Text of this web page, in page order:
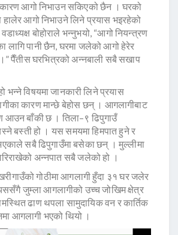
कारण आगो निभाउन सकिएको छैन । घरको
हालेर आगो निभाउने लिने प्रयास भइरहेको
बोहोराले भन्नुभयो, “आगो नियन्त्रण
लागि पानी छैन, घरमा जलेको आगो हेरेर
पैँतीस घरभित्रको अन्नबाली सबै सखाप
भन्ने विषयमा जानकारी लिने प्रयास
कारण मान्छे बेहोस छन् । आगलागीबाट
आउन बाँकी छ । तिला–९ ढिपुगाउँ
बस्ने बस्ती हो । यस समयमा हिमपात हुने र
सबै ढिपुगाउँमा बसेका छन् । मुल्लीमा
अन्नपात सबै जलेको हो ।
गोठीमा आगलागी हुँदा ३१ घर जलेर
जुम्ला आगलागीको उच्च जोखिम क्षेत्र
ढाण थपला सामुदायिक वन र कार्तिक
आगलागी भएको थियो ।